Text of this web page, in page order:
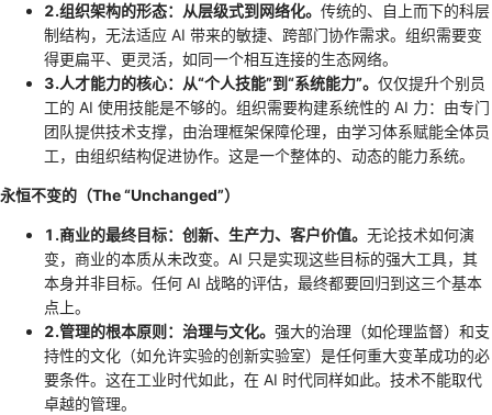
2.组织架构的形态：从层级式到网络化。 传统的、自上而下的科层
制结构，无法适应 AI 带来的敏捷、跨部门协作需求。组织需要变
得更扁平、更灵活，如同一个相互连接的生态网络。
3.人才能力的核心：从“个人技能”到“系统能力”。 仅仅提升个别员
工的 AI 使用技能是不够的。组织需要构建系统性的 AI 力：由专门
团队提供技术支撑，由治理框架保障伦理，由学习体系赋能全体员
工，由组织结构促进协作。这是一个整体的、动态的能力系统。
永恒不变的（The “Unchanged”）
1.商业的最终目标：创新、生产力、客户价值。 无论技术如何演
变，商业的本质从未改变。AI 只是实现这些目标的强大工具，其
本身并非目标。任何 AI 战略的评估，最终都要回归到这三个基本
点上。
2.管理的根本原则：治理与文化。 强大的治理（如伦理监督）和支
持性的文化（如允许实验的创新实验室）是任何重大变革成功的必
要条件。这在工业时代如此，在 AI 时代同样如此。技术不能取代
卓越的管理。